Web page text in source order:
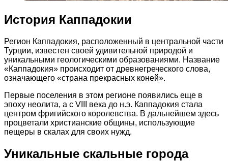
История Каппадокии
Регион Каппадокия, расположенный в центральной части
Турции, известен своей удивительной природой и
уникальными геологическими образованиями. Название
«Каппадокия» происходит от древнегреческого слова,
означающего «страна прекрасных коней».
Первые поселения в этом регионе появились еще в
эпоху неолита, а с VIII века до н.э. Каппадокия стала
центром фригийского королевства. В дальнейшем здесь
процветали христианские общины, использующие
пещеры в скалах для своих нужд.
Уникальные скальные города